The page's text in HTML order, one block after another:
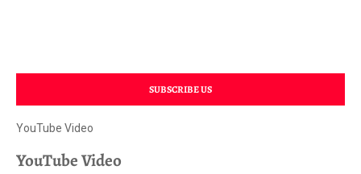
SUBSCRIBE US
YouTube Video
YouTube Video